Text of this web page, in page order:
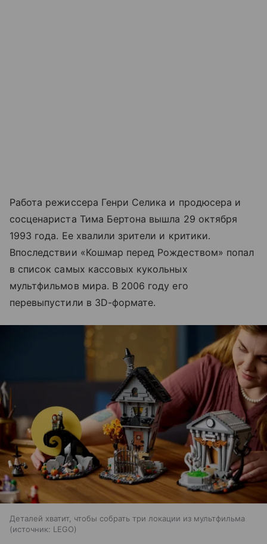
Работа режиссера Генри Селика и продюсера и
сосценариста Тима Бертона вышла 29 октября
1993 года. Ее хвалили зрители и критики.
Впоследствии «Кошмар перед Рождеством» попал
в список самых кассовых кукольных
мультфильмов мира. В 2006 году его
перевыпустили в 3D-формате.
Деталей хватит, чтобы собрать три локации из мультфильма
источник: LEGO